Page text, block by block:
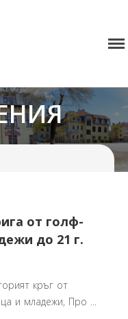
уредба
от голф-
до 21 г.
кръг от
и младежи, Про ...